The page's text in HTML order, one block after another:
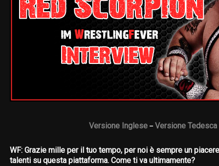
Versione Inglese– Versione Tedesca
WF: Grazie mille per il tuo tempo, per noi è sempre un
talenti su questa piattaforma. Come ti va ultimamente?